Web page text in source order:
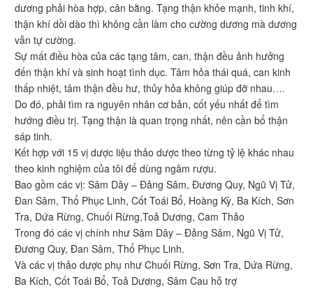
dương phải hòa hợp, cân bằng. Tạng thận khỏe mạnh, tinh khí,
thận khí dồi dào thì không cần làm cho cường dương mà dương
vẫn tự cường.
Sự mất điều hòa của các tạng tâm, can, thận đều ảnh hưởng
đến thận khí và sinh hoạt tình dục. Tâm hỏa thái quá, can kinh
thấp nhiệt, tâm thận đều hư, thủy hỏa không giúp đỡ nhau….
Do đó, phải tìm ra nguyên nhân cơ bản, cốt yếu nhất để tìm
hướng điều trị. Tạng thận là quan trọng nhất, nên cần bổ thận
sáp tinh.
Kết hợp với 15 vị dược liệu thảo dược theo từng tỷ lệ khác nhau
theo kinh nghiệm của tôi để dùng ngâm rượu.
Bao gồm các vị: Sâm Dây – Đảng Sâm, Đương Quy, Ngũ Vị Tử,
Đan Sâm, Thổ Phục Linh, Cốt Toái Bổ, Hoàng Kỳ, Ba Kích, Sơn
Tra, Dứa Rừng, Chuối Rừng,Toả Dương, Cam Thảo
Trong đó các vị chính như Sâm Dây – Đảng Sâm, Ngũ Vị Tử,
Đương Quy, Đan Sâm, Thổ Phục Linh.
Và các vị thảo dược phụ như Chuối Rừng, Sơn Tra, Dứa Rừng,
Ba Kích, Cốt Toái Bổ, Toả Dương, Sâm Cau hỗ trợ